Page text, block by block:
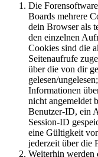
Die
Boards mehrere
dein Browser als
den einzelnen
Cookies sind die
Seitenaufrufe
über die von dir
gelesen/
Informationen
nicht angemeldet
Benutzer-ID, ein
Session-ID
eine Gültigkeit
jederzeit über die
Weiterhin werden